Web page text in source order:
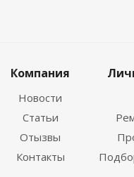
Компания
Новости
Статьи
Отызвы
Контакты